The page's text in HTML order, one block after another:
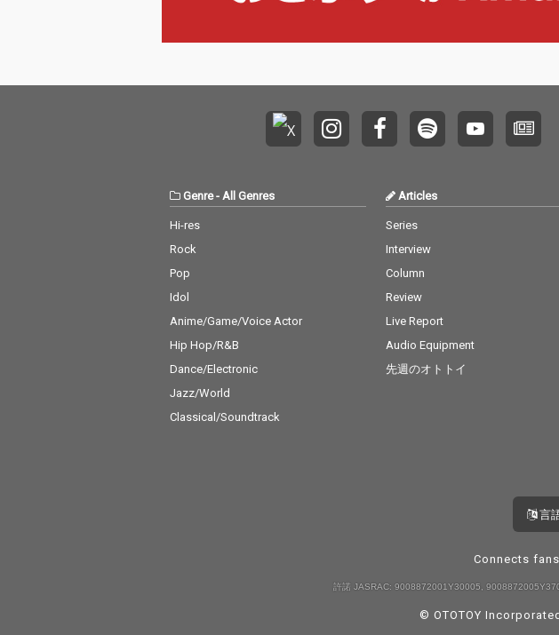
Genre- All Genres
Hi-res
Rock
Pop
Idol
Anime/Game/Voice Actor
Hip Hop/R&B
Dance/Electronic
Jazz/World
Classical/Soundtrack
Articles
Series
Interview
Column
Review
Live Report
Audio Equipment
先週のオトトイ
言
Connects
許諾 JASRAC: 9008872001Y30005,
© OTOTOY